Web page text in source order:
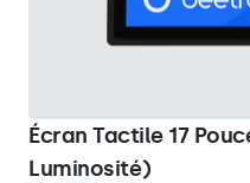
Écran Tactile 17
Luminosité)